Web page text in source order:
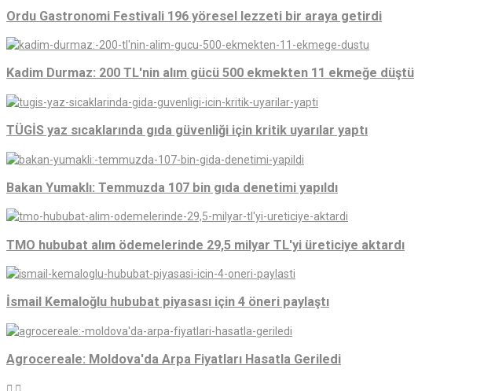
Ordu Gastronomi Festivali 196 yöresel lezzeti bir araya getirdi
Kadim Durmaz: 200 TL'nin alım gücü 500 ekmekten 11 ekmeğe düştü
TÜGİS yaz sıcaklarında gıda güvenliği için kritik uyarılar yaptı
Bakan Yumaklı: Temmuzda 107 bin gıda denetimi yapıldı
TMO hububat alım ödemelerinde 29,5 milyar TL'yi üreticiye aktardı
İsmail Kemaloğlu hububat piyasası için 4 öneri paylaştı
Agrocereale: Moldova'da Arpa Fiyatları Hasatla Geriledi